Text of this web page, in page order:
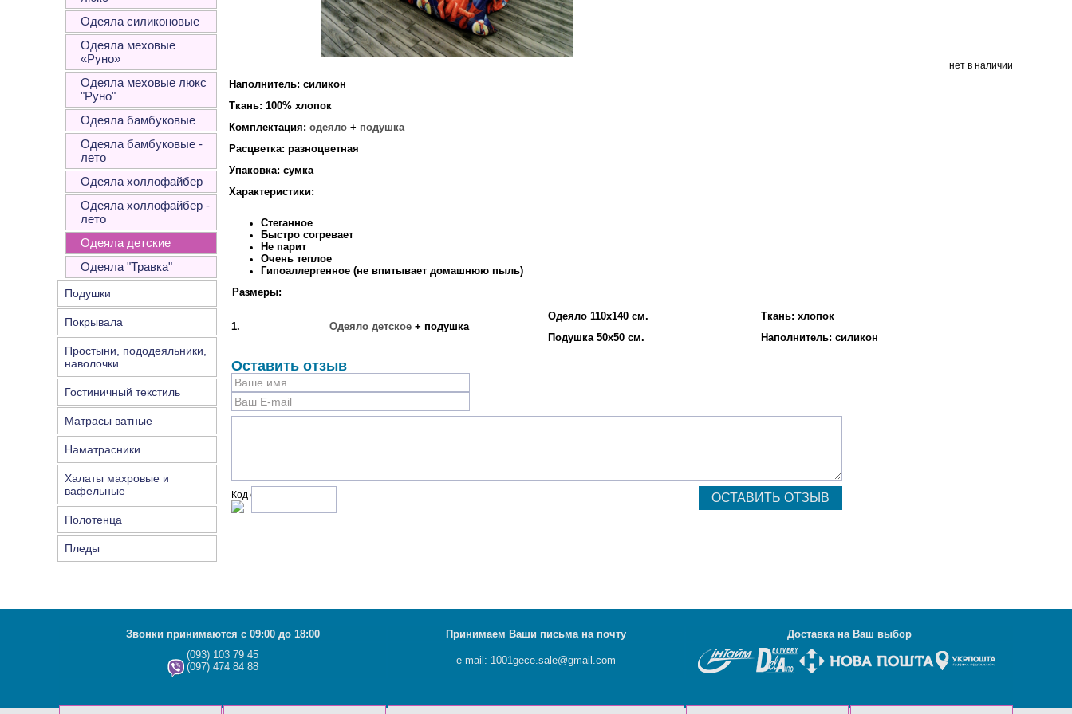
Одеяла силиконовые
Одеяла меховые
«Руно»
Одеяла меховые люкс
"Руно"
Одеяла бамбуковые
Одеяла бамбуковые -
лето
Одеяла холлофайбер
Одеяла холлофайбер -
лето
Одеяла детские
Одеяла "Травка"
Подушки
Покрывала
Простыни, пододеяльники,
наволочки
Гостиничный текстиль
Матрасы ватные
Наматрасники
Халаты махровые и
вафельные
Полотенца
Пледы
нет в наличии
Наполнитель: силикон
Ткань: 100% хлопок
Комплектация: одеяло + подушка
Расцветка: разноцветная
Упаковка: сумка
Характеристики:
Стеганное
Быстро согревает
Не парит
Очень теплое
Гипоаллергенное (не впитывает домашнюю пыль)
Размеры:
1. Одеяло детское + подушка
Одеяло 110х140 см.
Подушка 50х50 см.
Ткань: хлопок
Наполнитель: силикон
Оставить отзыв
Код с рисунка:
Звонки принимаются с 09:00 до 18:00 Принимаем Ваши письма на почту Доставка на Ваш выбор
(093) 103 79 45
(097) 474 84 88
e-mail: 1001gece.sale@gmail.com